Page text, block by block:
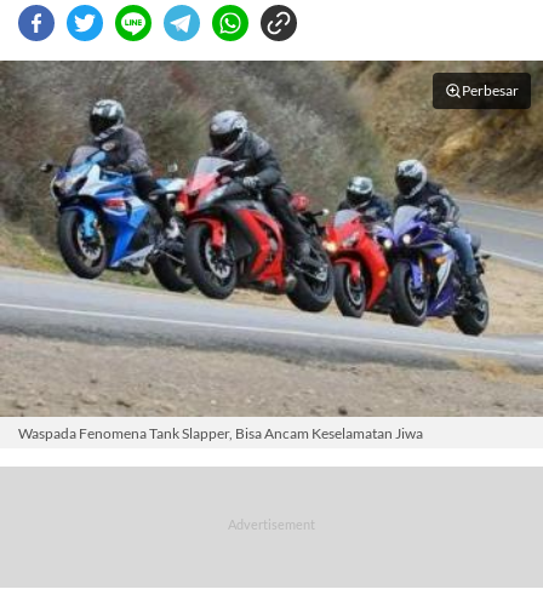
Perbesar
Waspada Fenomena Tank Slapper, Bisa Ancam Keselamatan Jiwa